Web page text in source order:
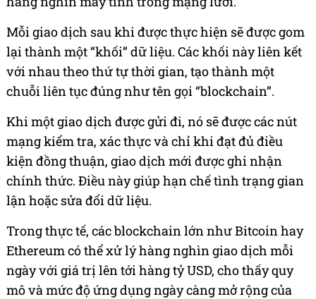
Mỗi giao dịch sau khi được thực hiện sẽ được gom
lại thành một “khối” dữ liệu. Các khối này liên kết
với nhau theo thứ tự thời gian, tạo thành một
chuỗi liên tục đúng như tên gọi “blockchain”.
Khi một giao dịch được gửi đi, nó sẽ được các nút
mạng kiểm tra, xác thực và chỉ khi đạt đủ điều
kiện đồng thuận, giao dịch mới được ghi nhận
chính thức. Điều này giúp hạn chế tình trạng gian
lận hoặc sửa đổi dữ liệu.
Trong thực tế, các blockchain lớn như Bitcoin hay
Ethereum có thể xử lý hàng nghìn giao dịch mỗi
ngày với giá trị lên tới hàng tỷ USD, cho thấy quy
mô và mức độ ứng dụng ngày càng mở rộng của